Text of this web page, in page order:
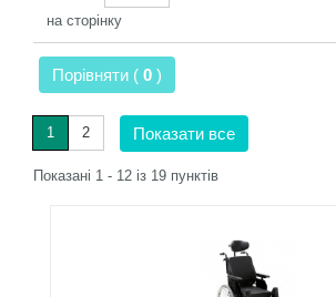
на сторінку
Порівняти ( 0 )
Показати все
1 2
Показані 1 - 12 із 19 пунктів